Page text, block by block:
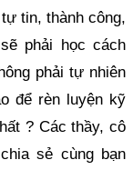
tin, thành công,
phải học cách
phải tự nhiên
để rèn luyện kỹ
? Các thầy, cô
sẻ cùng bạn